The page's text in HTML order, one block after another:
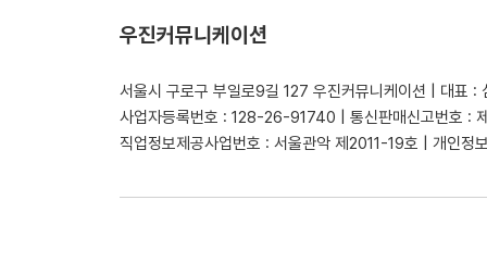
우진커뮤니케이션
서울시 구로구 부일로9길 127 우진커뮤니케이션 | 대표 :
사업자등록번호 : 128-26-91740 | 통신판매신고번호 :
직업정보제공사업번호 : 서울관악 제2011-19호 | 개인정